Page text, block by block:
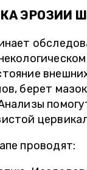
ЭРОЗИИ
берет
проводят: